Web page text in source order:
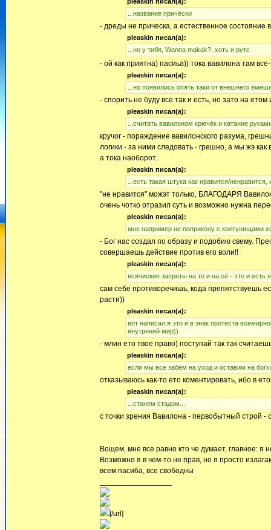
...название причёски
- дреды не прическа, а естественное состояние
pleaskin писал(а):
...но у тибя, Wanna makak?, хоть и рутс
- ой как приятна) пасиьа)) тока вавилона там
pleaskin писал(а):
...но появились опять таки от внешнего
- спорить не буду все так и есть, но зато на
pleaskin писал(а):
...считать вавилоном крючёк и катание
кручог - пораждение вавилонского разума,
логики - за ними следовать - грешно, а мы жэ
а тока наоборот..
pleaskin писал(а):
...есть такая штука как нравится/
"не нравится" можэт только, БЛАГОДАРЯ
очень чотко отразил суть и возможно нужна
pleaskin писал(а):
мне например не поприколу с колтунищами
- Бог нас создал по образу и подобию свему.
совершаешь действие против его воли!!
pleaskin писал(а):
всячиские запреты на то и на сё - это и есть
сам себе противоречишь, кода препятствуешь
расти))
pleaskin писал(а):
вот написал я это и в знак протеста
внутрений мир))
- млин ето твое право) поступай так так
pleaskin писал(а):
если мы все забём на уход и оставим на
отказываюсь как-то ето коментировать, ибо в
pleaskin писал(а):
...станем стадом...
с точки зрения Вавилона - первобытный строй -
Вощем, мне все равно кто че думает, главное: я
Возможно я в чем-то не прав, но я просто
всем пасиба, все свободны
[/url]